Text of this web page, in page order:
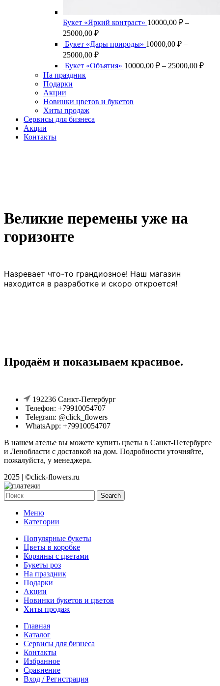
Букет «Яркий контраст» 10000,00 ₽ –
25000,00 ₽Диапазон
10000,00 ₽
25000,00 ₽
Букет «Дары природы» 10000,00 ₽ –
25000,00 ₽Диапазон
цен:
10000,00 ₽
Букет «Объятия» 10000,00 ₽ – 25000,00 ₽
На праздник
Подарки
Акции
Новинки цветов и букетов
Хиты продаж
Cервисы для бизнеса
Акции
Контакты
Великие перемены уже на
горизонте
Назревает что-то грандиозное! Наш магазин
находится в разработке и скоро откроется!
Продаём и показываем красивое.
192236 Санкт-Петербург
Телефон: +79910054707
Telegram: @click_flowers
WhatsApp: +79910054707
В нашем ателье вы можете купить цветы в Санкт-Петербурге
и Ленобласти с доставкой на дом. Подробности уточняйте,
пожалуйста, у менеджера.
2025 | ©click-flowers.ru
Search
Меню
Категории
Популярные букеты
Цветы в коробке
Корзины с цветами
Букеты роз
На праздник
Подарки
Акции
Новинки букетов и цветов
Хиты продаж
Главная
Каталог
Cервисы для бизнеса
Контакты
Избранное
Сравнение
Вход / Регистрация